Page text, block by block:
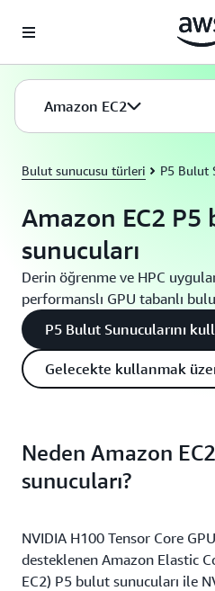
Amazon EC2
Bulut sunucusu türleri P5 Bulut
Amazon EC2 P5
sunucuları
Derin öğrenme ve HPC
performanslı GPU tabanlı
P5 Bulut Sunucularını
Gelecekte kullanmak
Neden Amazon
sunucuları?
NVIDIA H100 Tensor Core
desteklenen Amazon Elastic
EC2) P5 bulut sunucuları ile